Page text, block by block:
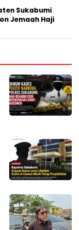
Sukabumi
Jemaah Haji